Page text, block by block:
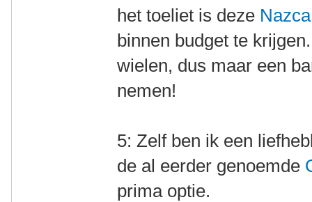
het toeliet is deze
binnen budget te
wielen, dus maar een
nemen!
5: Zelf ben ik een
de al eerder genoemde
prima optie.